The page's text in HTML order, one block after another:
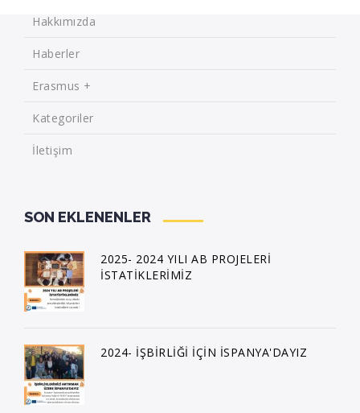
Hakkımızda
Haberler
Erasmus +
Kategoriler
İletişim
SON EKLENENLER
2025- 2024 YILI AB PROJELERİ
İSTATİKLERİMİZ
2024- İŞBİRLİĞİ İÇİN İSPANYA'DAYIZ